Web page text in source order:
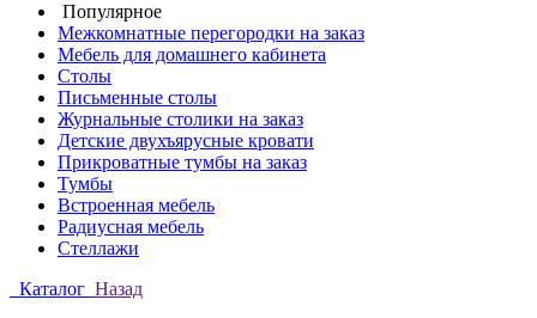
Популярное
Межкомнатные перегородки на заказ
Мебель для домашнего кабинета
Столы
Письменные столы
Журнальные столики на заказ
Детские двухъярусные кровати
Прикроватные тумбы на заказ
Тумбы
Встроенная мебель
Радиусная мебель
Стеллажи
Каталог Назад